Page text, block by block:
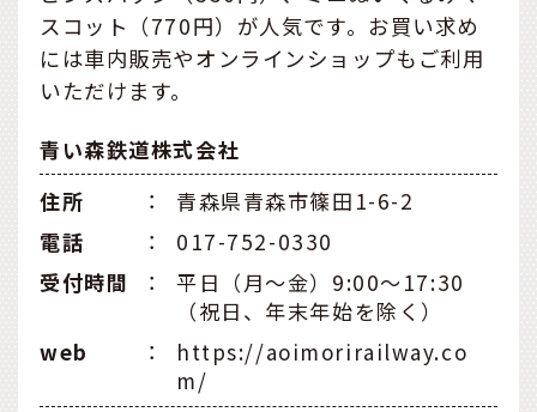
スコット（770円）が人気です。お買い求め
には車内販売やオンラインショップもご利用
いただけます。
青い森鉄道株式会社
住所
：
青森県青森市篠田1-6-2
電話
：
017-752-0330
受付時間
：
平日（月～金）9:00～17:30
（祝日、年末年始を除く）
web
：
https://aoimorirailway.co
m/